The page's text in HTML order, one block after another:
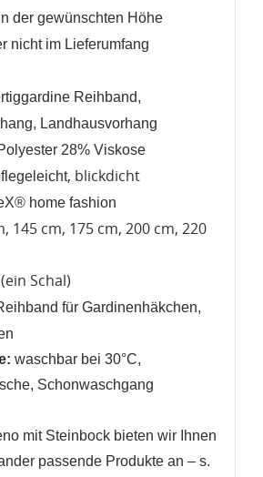
der gewünschten Höhe
nicht im Lieferumfang
Reihband,
Landhausvorhang
28% Viskose
, blickdicht
home fashion
145 cm, 175 cm, 200 cm, 220
(ein Schal)
für Gardinenhäkchen,
waschbar bei 30°C,
Schonwaschgang
mit Steinbock bieten wir Ihnen
passende Produkte an – s.